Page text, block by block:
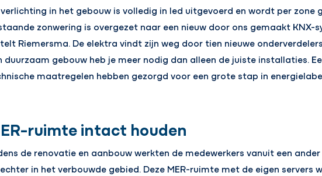
in het gebouw is volledig in led uitgevoerd en wordt per zone
zonwering is overgezet naar een nieuw door ons gemaakt KNX-
Riemersma. De elektra vindt zijn weg door tien nieuwe
duurzaam gebouw heb je meer nodig dan alleen de juiste installaties.
maatregelen hebben gezorgd voor een grote stap in
ruimte intact houden
de renovatie en aanbouw werkten de medewerkers vanuit een
in het verbouwde gebied. Deze MER-ruimte met de eigen servers